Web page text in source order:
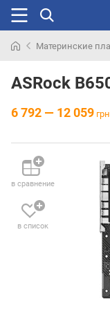
раньше
Материнские
ASRock
6 792 — 12 059
в сравнение
в список